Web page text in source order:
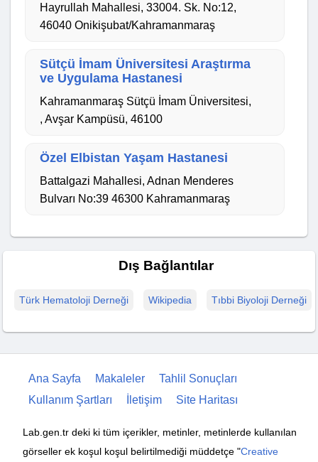
Hayrullah Mahallesi, 33004. Sk. No:12,
46040 Onikişubat/Kahramanmaraş
Sütçü İmam Üniversitesi Araştırma
ve Uygulama Hastanesi
Kahramanmaraş Sütçü İmam Üniversitesi,
, Avşar Kampüsü, 46100
Özel Elbistan Yaşam Hastanesi
Battalgazi Mahallesi, Adnan Menderes
Bulvarı No:39 46300 Kahramanmaraş
Dış Bağlantılar
Türk Hematoloji Derneği Wikipedia Tıbbi Biyoloji Derneği
Ana Sayfa Makaleler
Tahlil Sonuçları
Kullanım Şartları
İletişim Site Haritası
Lab.gen.tr deki ki tüm içerikler, metinler, metinlerde kullanılan
görseller ek koşul koşul belirtilmediği müddetçe "Creative